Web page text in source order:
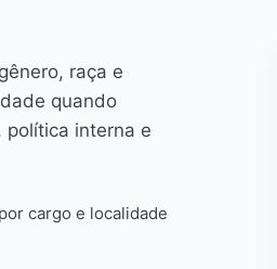
raça e
quando
política interna e
cargo e localidade